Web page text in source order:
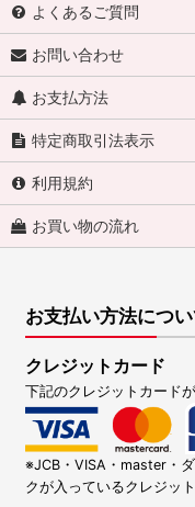
よくあるご質問
お問い合わせ
お支払方法
特定商取引法表示
利用規約
お買い物の流れ
お支払い方法につ
クレジットカード
下記のクレジットカード
※JCB・VISA・master・
クが入っているクレジッ